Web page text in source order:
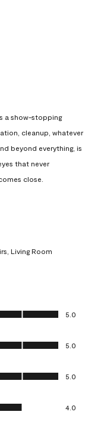
a show-stopping
cleanup, whatever
beyond everything, is
that never
close.
Living Room
5.0
5.0
5.0
4.0